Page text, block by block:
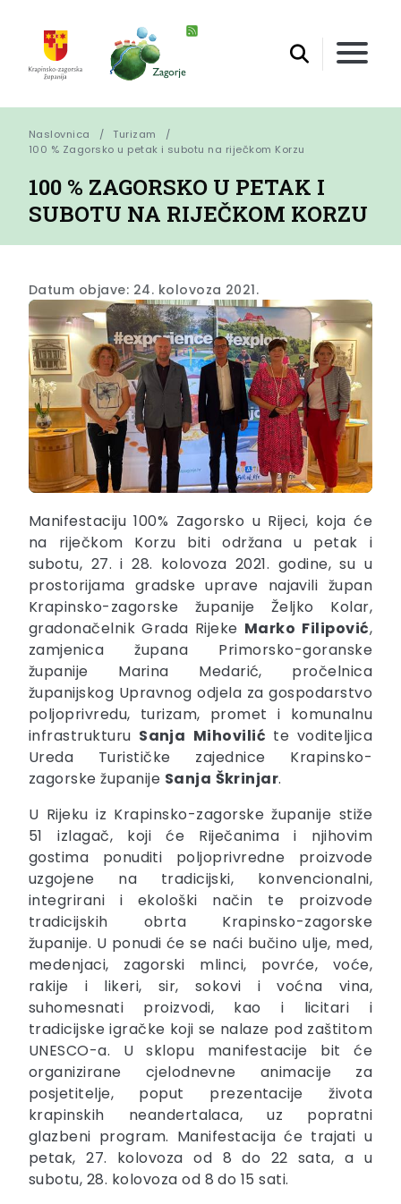
Naslovnica
Turizam
100 % Zagorsko u petak i subotu na riječkom Korzu
100 % ZAGORSKO U PETAK I
SUBOTU NA RIJEČKOM KORZU
Datum objave: 24. kolovoza 2021.
Manifestaciju 100% Zagorsko u Rijeci, koja će
na riječkom Korzu biti održana u petak i
subotu, 27. i 28. kolovoza 2021. godine, su u
prostorijama gradske uprave najavili župan
Krapinsko-zagorske županije Željko Kolar,
gradonačelnik Grada Rijeke Marko Filipović,
zamjenica župana Primorsko-goranske
županije Marina Medarić, pročelnica
županijskog Upravnog odjela za gospodarstvo
poljoprivredu, turizam, promet i komunalnu
infrastrukturu Sanja Mihovilić te voditeljica
Ureda Turističke zajednice Krapinsko-
zagorske županije Sanja Škrinjar.
U Rijeku iz Krapinsko-zagorske županije stiže
51 izlagač, koji će Riječanima i njihovim
gostima ponuditi poljoprivredne proizvode
uzgojene na tradicijski, konvencionalni,
integrirani i ekološki način te proizvode
tradicijskih obrta Krapinsko-zagorske
županije. U ponudi će se naći bučino ulje, med,
medenjaci, zagorski mlinci, povrće, voće,
rakije i likeri, sir, sokovi i voćna vina,
suhomesnati proizvodi, kao i licitari i
tradicijske igračke koji se nalaze pod zaštitom
UNESCO-a. U sklopu manifestacije bit će
organizirane cjelodnevne animacije za
posjetitelje, poput prezentacije života
krapinskih neandertalaca, uz popratni
glazbeni program. Manifestacija će trajati u
petak, 27. kolovoza od 8 do 22 sata, a u
subotu, 28. kolovoza od 8 do 15 sati.